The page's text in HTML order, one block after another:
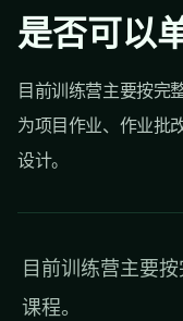
是否可以
目前训练营主要按完
为项目作业、作业批
设计。
目前训练营主要
课程。